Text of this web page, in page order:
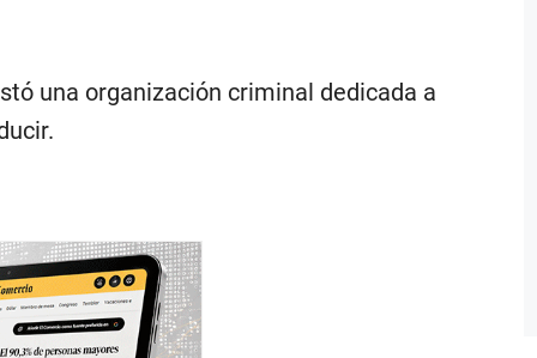
una organización criminal dedicada a